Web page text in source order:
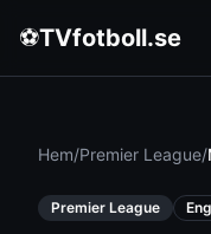
⚽TVfotboll.se
Hem/Premier League/
Premier League